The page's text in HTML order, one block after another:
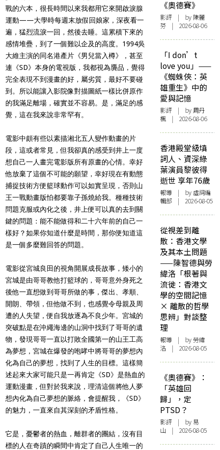
戰的六本，很長時間以來我都用它來開啟淚腺
運動——大學時每週末放假回娘家，深夜看一
遍，猛烈流淚一回，然後去睡。這累積下來的
感情堆疊，到了一個難以企及的高度。1994吳
大維主演的同名港產片《男兒當入樽》，甚至
連《SD》本身的電視版，我都視為贗品，覺得
完全表現不到漫畫的好，屬劣質，最好不要碰
到。所以能讓入影院像對描圖紙一樣比併原作
的我滿足離場，確實並不容易。是，滿足的感
覺，這在我來說非常罕有。
電影中頗有些以素描湘北五人變作動畫的片
段，這或者常見，但我卻真的感受到井上一度
想自己一人畫完電影版所有原畫的心情。幸好
他放棄了這個不可能的願望，幸好現在有動態
捕捉技術方便籃球動作可以如實呈現，否則山
王一戰動畫版怕都要靠子孫燒給我。種種技術
問題克服或內化之後，井上便可以真的去到關
鍵的問題：能不能做得和二十六年前的自己一
樣好？如果你知道什麼是時間，那你便知道這
是一個多麼難回答的問題。
電影從宮城良田的視角開展成長故事，矮小的
宮城是由哥哥教他打籃球的，哥哥意外身死之
後他一直想做到哥哥所做的事，傑出、孝順、
開朗、帶領，但他做不到，也感覺令母親及周
遭的人失望，便自我放逐為不良少年。宮城的
突破點是在沖繩海邊的山洞中找到了哥哥的遺
物，發現哥哥一直以打敗全國第一的山王工高
為夢想，宮城在爆發的咆哮中將哥哥的夢想內
化為自己的夢想，找到了人生的目標。這樣簡
述起來大家可能只是一再肯定《SD》是熱血的
運動漫畫，但對於我來說，理清這個將他人夢
想內化為自己夢想的脈絡，會提醒我，《SD》
的魅力，一直來自其深刻的矛盾性格。
它是，憂鬱者的熱血，離群者的團結，沒有目
標的人在奇蹟的瞬間中肯定了自己人生唯一的
《奧德賽》
影評 | by 陳麗
芬 | 2026-08-06
「I don’t
love you」——
《蜘蛛俠：英
雄重生》中的
愛與記憶
影評 | by周丹
楓 | 2026-08-06
香港殿堂級填
詞人、資深綠
葉演員黎彼得
逝世 享年76歲
報導 | by 虛詞編
輯部 | 2026-08-05
從視差到離
散：香港文學
及其本土問題
——陳智德與勞
緯洛「根著與
流徙：香港文
學的空間記憶
× 離散的哲學
思辨」對談整
理
報導 | by 勞緯
洛 | 2026-08-05
《奧德賽》：
「英雄回
歸」，定
PTSD？
影評 | by 易
山 | 2026-08-05